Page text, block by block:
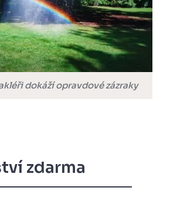
dokáží opravdové zázraky
zdarma